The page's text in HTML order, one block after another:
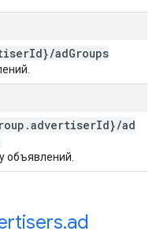
Id}/adGroups
.advertiserId}/ad
объявлений.
.ad